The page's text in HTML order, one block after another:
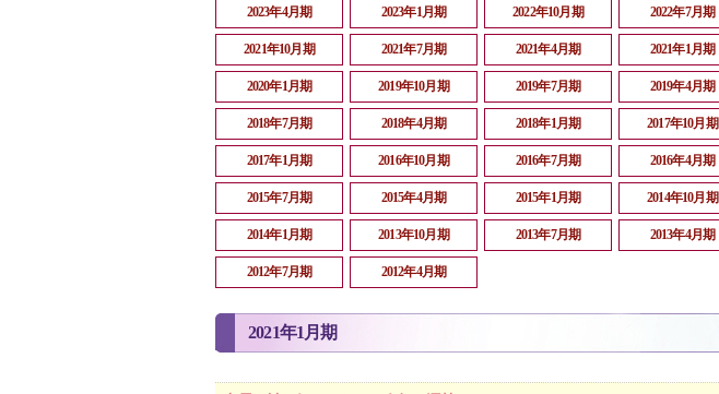
2023年4月期 2023年1月期 2022年10月期 2022年7月期
2021年10月期 2021年7月期 2021年4月期 2021年1月期
2020年1月期 2019年10月期 2019年7月期 2019年4月期
2018年7月期 2018年4月期 2018年1月期 2017年10月期
2017年1月期 2016年10月期 2016年7月期 2016年4月期
2015年7月期 2015年4月期 2015年1月期 2014年10月期
2014年1月期 2013年10月期 2013年7月期 2013年4月期
2012年7月期 2012年4月期
2021年1月期